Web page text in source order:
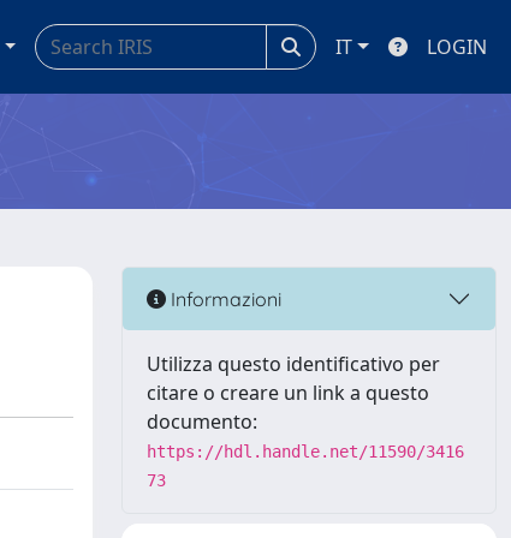
IT LOGIN
Informazioni
Utilizza questo identificativo per
citare o creare un link a questo
documento:
https://hdl.handle.net/11590/3416
73